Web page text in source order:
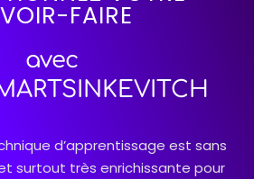
FAIRE
avec
d’apprentissage est sans
surtout très enrichissante pour